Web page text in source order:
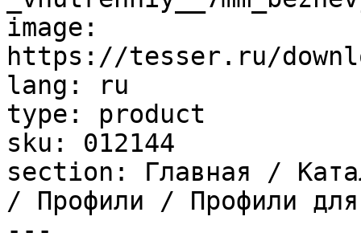
image:
https://tesser.ru/
lang: ru
type: product
sku: 012144
section: Главная /
/ Профили / Профили
---